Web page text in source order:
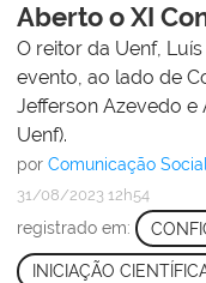
Aberto o XI
O reitor da Uenf,
evento, ao lado de
Jefferson Azevedo e
Uenf).
por Comunicação
31/08/2023 12h54
registrado em:
INICIAÇÃO